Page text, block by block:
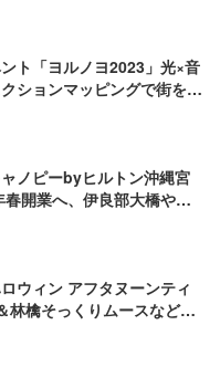
ト「ヨルノヨ2023」光×音
ションマッピングで街を演
ノピーbyヒルトン沖縄宮
開業へ、伊良部大橋や夕
ウィン アフタヌーンティ
林檎そっくりムースなど見